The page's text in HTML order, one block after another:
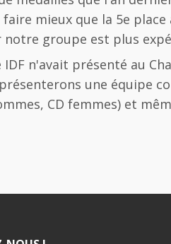
faire mieux que la 5e
notre groupe est plus
IDF n'avait présenté au
une équipe
CD femmes) et